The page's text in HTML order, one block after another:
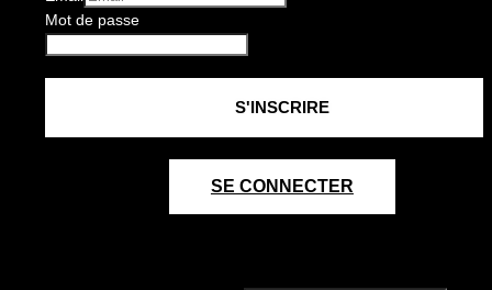
Mot de passe
SE CONNECTER